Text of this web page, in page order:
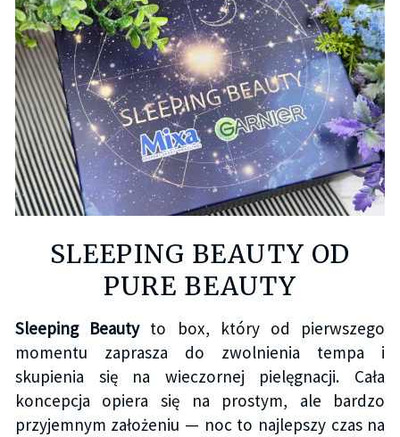
SLEEPING BEAUTY OD
PURE BEAUTY
Sleeping Beautyto box, który od pierwszego
momentu zaprasza do zwolnienia tempa i
skupienia się na wieczornej pielęgnacji. Cała
koncepcja opiera się na prostym, ale bardzo
przyjemnym założeniu — noc to najlepszy czas na